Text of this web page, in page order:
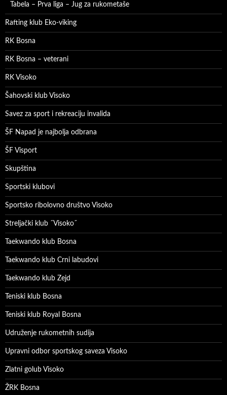
Tabela – Prva liga – Jug za rukometaše
Rafting klub Eko-viking
RK Bosna
RK Bosna – veterani
RK Visoko
Šahovski klub Visoko
Savez za sport i rekreaciju invalida
ŠF Napad je najbolja odbrana
ŠF Visport
Skupština
Sportski klubovi
Sportsko ribolovno društvo Visoko
Streljački klub ˝Visoko˝
Taekwando klub Bosna
Taekwando klub Crni labudovi
Taekwando klub Zejd
Teniski klub Bosna
Teniski klub Royal Bosna
Udruženje rukometnih sudija
Upravni odbor sportskog saveza Visoko
Zlatni golub Visoko
ŽRK Bosna